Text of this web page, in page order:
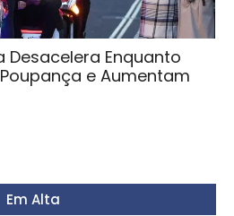
Desacelera Enquanto
e Aumentam
Em Alta